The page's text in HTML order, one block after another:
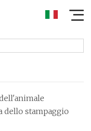
dello stampaggio